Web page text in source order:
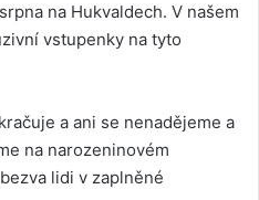
na Hukvaldech. V našem
vstupenky na tyto
a ani se nenadějeme a
na narozeninovém
lidi v zaplněné